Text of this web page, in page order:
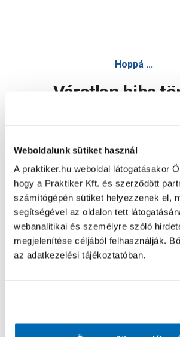
Weboldalunk sütiket használ
A praktiker.hu weboldal látogatásakor
hogy a Praktiker Kft. és szerződött
számítógépén sütiket helyezzenek el,
segítségével az oldalon tett
webanalitikai és személyre szóló
megjelenítése céljából felhasználják.
az adatkezelési tájékoztatóban.
Hoppá ...
Váratlan hiba
Oldal újratöltése